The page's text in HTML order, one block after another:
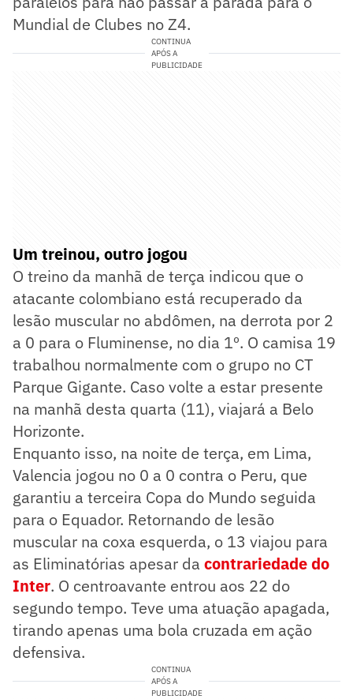
Mundial de Clubes no Z4.
CONTINUA
APÓS A
PUBLICIDADE
Um treinou, outro jogou
O treino da manhã de terça indicou que o
atacante colombiano está recuperado da
lesão muscular no abdômen, na derrota por 2
a 0 para o Fluminense, no dia 1º. O camisa 19
trabalhou normalmente com o grupo no CT
Parque Gigante. Caso volte a estar presente
na manhã desta quarta (11), viajará a Belo
Horizonte.
Enquanto isso, na noite de terça, em Lima,
Valencia jogou no 0 a 0 contra o Peru, que
garantiu a terceira Copa do Mundo seguida
para o Equador. Retornando de lesão
muscular na coxa esquerda, o 13 viajou para
as Eliminatórias apesar da contrariedade do
Inter. O centroavante entrou aos 22 do
segundo tempo. Teve uma atuação apagada,
tirando apenas uma bola cruzada em ação
defensiva.
CONTINUA
APÓS A
PUBLICIDADE